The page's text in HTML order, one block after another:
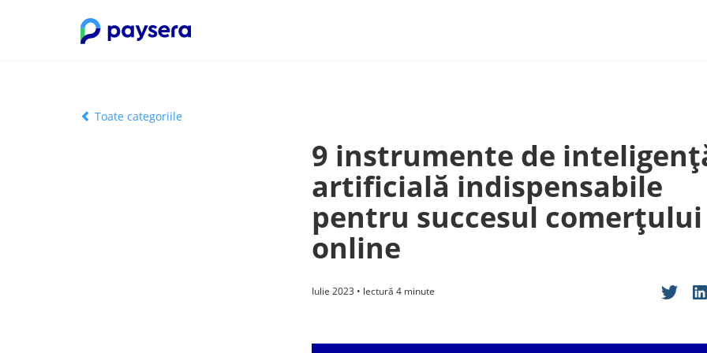
Toate categoriile
9 instrumente de
artificială indispensabile
pentru succesul comerțului
online
Iulie 2023 • lectură 4 minute